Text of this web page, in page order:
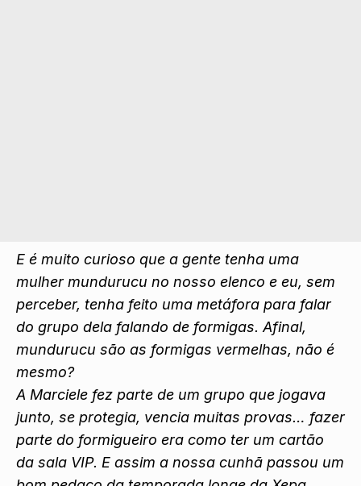
E é muito curioso que a gente tenha uma
mulher mundurucu no nosso elenco e eu, sem
perceber, tenha feito uma metáfora para falar
do grupo dela falando de formigas. Afinal,
mundurucu são as formigas vermelhas, não é
mesmo?
A Marciele fez parte de um grupo que jogava
junto, se protegia, vencia muitas provas… fazer
parte do formigueiro era como ter um cartão
da sala VIP. E assim a nossa cunhã passou um